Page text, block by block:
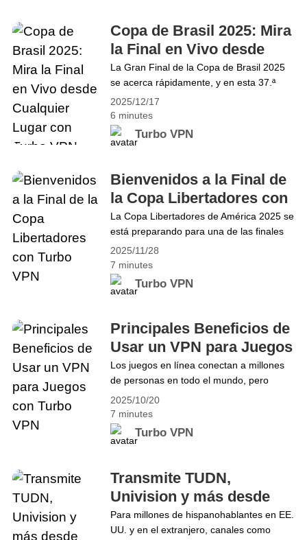
Con Turbo VPN, los amantes del deporte
pueden ver juegos en vivo, saltarse los
límites geográficos&hellip; Continue
reading Los Deportes Más Populares que
Puedes Ver con Turbo VPN en 2026
2025/12/17
6 minutes
Turbo VPN
Copa de Brasil 2025: Mira
la Final en Vivo desde
Cualquier Lugar con
Turbo VPN
La Gran Final de la Copa de Brasil 2025
se acerca rápidamente, y en esta 37.ª
edición, Corinthians se enfrentará a Vasco
por el título. El primer partido se jugará el
17/12 y el segundo el 21/12. La mayoría
de las transmisiones oficiales están
fuera a los aficionados de todo el
mundo.&hellip; Continue reading Copa de
Brasil 2025: Mira la Final en Vivo desde
Cualquier Lugar con Turbo VPN
2025/11/28
7 minutes
Turbo VPN
Bienvenidos a la Final de
la Copa Libertadores con
Turbo VPN
La Copa Libertadores de América 2025 se
está preparando para una de las finales
más electrizantes del año: Palmeiras vs
Flamengo. El partido comenzará el
sábado 29 de noviembre a las 4 PM ET /
1 PM PT. Es un enfrentamiento de
todo bajo la intensidad de la noche
sudamericana.&hellip; Continue reading
Bienvenidos a la Final de la Copa
Libertadores con Turbo VPN
2025/10/20
7 minutes
Turbo VPN
Principales Beneficios de
Usar un VPN para Juegos
con Turbo VPN
Los juegos en línea conectan a millones
de personas en todo el mundo, pero
problemas como el lag, los ataques
DDoS, los bloqueos geográficos y los
riesgos de privacidad pueden afectar la
experiencia. Estos inconvenientes pueden
limitar el acceso a servidores globales.
Para garantizar un juego estable, seguro
y&hellip; Continue reading Principales
Beneficios de Usar un VPN para Juegos
con Turbo VPN
Transmite TUDN,
Univision y más desde
cualquier lugar: Turbo
VPN te cubre
Para millones de hispanohablantes en EE.
UU. y en el extranjero, canales como